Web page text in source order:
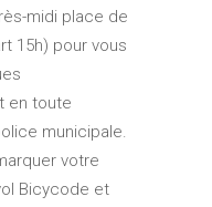
midi place de
15h) pour vous
en toute
municipale.
votre
Bicycode et